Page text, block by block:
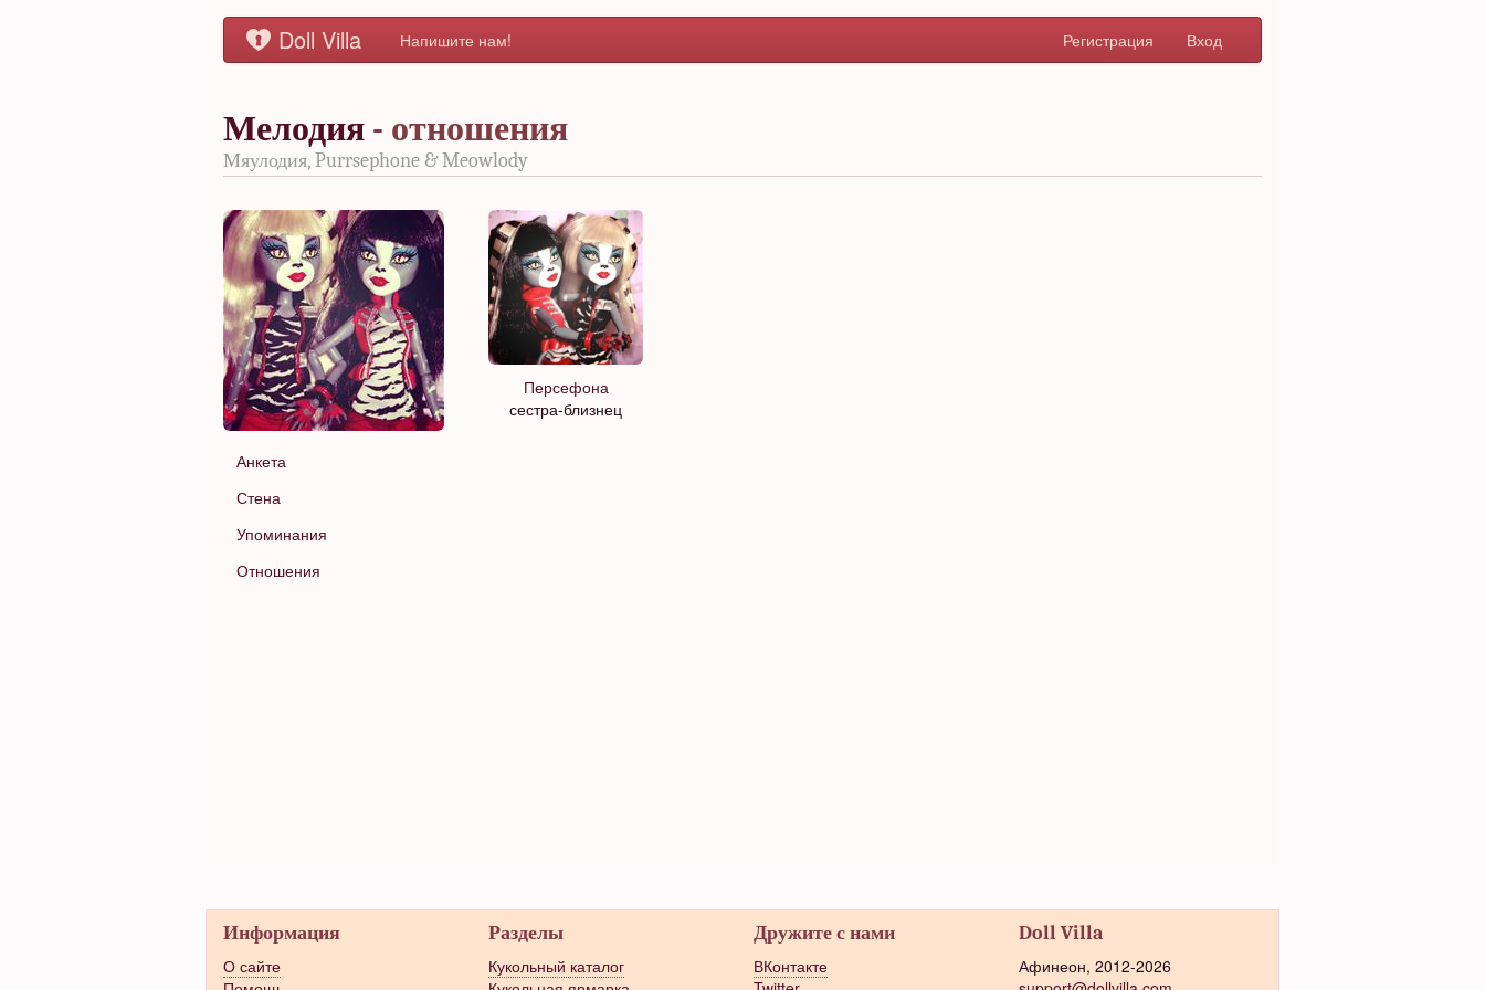
Doll Villa Напишите нам! Регистрация Вход
Мелодия - отношения
Мяулодия, Purrsephone & Meowlody
Анкета
Стена
Упоминания
Отношения
Персефона
сестра-близнец
Информация
О сайте
Разделы
Кукольный каталог
Дружите с нами
ВКонтакте
Doll Villa
Афинеон, 2012-2026